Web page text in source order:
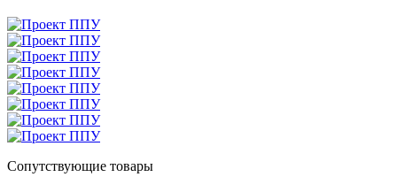
Сопутствующие товары